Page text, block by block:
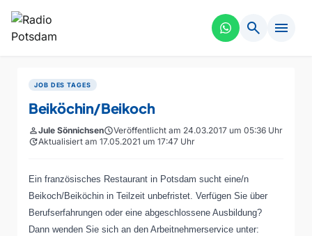
search menu
JOB DES TAGES
Beiköchin/Beikoch
personJule SönnichsenscheduleVeröffentlicht am 24.03.2017 um 05:36 Uhr
updateAktualisiert am 17.05.2021 um 17:47 Uhr
Ein französisches Restaurant in Potsdam sucht eine/n
Beikoch/Beiköchin in Teilzeit unbefristet. Verfügen Sie über
Berufserfahrungen oder eine abgeschlossene Ausbildung?
Dann wenden Sie sich an den Arbeitnehmerservice unter: